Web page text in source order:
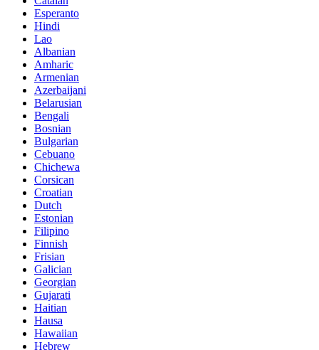
Esperanto
Hindi
Lao
Albanian
Amharic
Armenian
Azerbaijani
Belarusian
Bengali
Bosnian
Bulgarian
Cebuano
Chichewa
Corsican
Croatian
Dutch
Estonian
Filipino
Finnish
Frisian
Galician
Georgian
Gujarati
Haitian
Hausa
Hawaiian
Hebrew